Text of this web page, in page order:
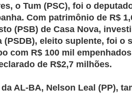
o Tum (PSC), foi o
Com patrimônio de R$
(PSB) de Casa Nova,
(PSDB), eleito suplente, foi o
com R$ 100 mil
de R$2,7 milhões.
AL-BA, Nelson Leal (PP),